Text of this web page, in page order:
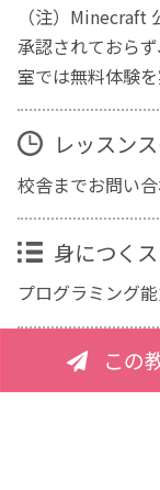
（注）Minecraft
承認されておら
室では無料体験
レッスン
校舎までお問い合
身につく
プログラミング
この